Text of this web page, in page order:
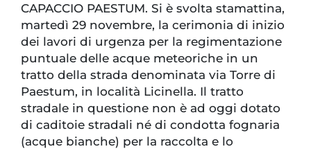
CAPACCIO PAESTUM. Si è svolta stamattina,
martedì 29 novembre, la cerimonia di inizio
dei lavori di urgenza per la regimentazione
puntuale delle acque meteoriche in un
tratto della strada denominata via Torre di
Paestum, in località Licinella. Il tratto
stradale in questione non è ad oggi dotato
di caditoie stradali né di condotta fognaria
(acque bianche) per la raccolta e lo